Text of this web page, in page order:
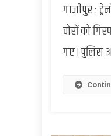
गाजीपुर :
चोरों को
गए। पुलिस